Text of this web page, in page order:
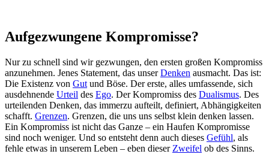
Aufgezwungene Kompromisse?
Nur zu schnell sind wir gezwungen, den ersten großen Kompromiss
anzunehmen. Jenes Statement, das unserDenken ausmacht. Das ist:
Die Existenz von Gut und Böse. Der erste, alles umfassende, sich
ausdehnende Urteil des Ego. Der Kompromiss des Dualismus. Des
urteilenden Denken, das immerzu aufteilt, definiert, Abhängigkeiten
schafft. Grenzen. Grenzen, die uns uns selbst klein denken lassen.
Ein Kompromiss ist nicht das Ganze – ein Haufen Kompromisse
sind noch weniger. Und so entsteht denn auch dieses Gefühl, als
fehle etwas in unserem Leben – eben dieser Zweifel ob des Sinns.